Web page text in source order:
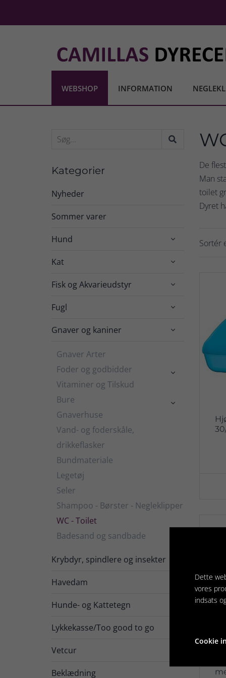
WEBSHOP INFORMATION
Kategorier
Nyheder
Sommer varer
Hund 
Kat 
Fisk og Akvarieudstyr 
Fugl 
Gnaver og kaniner 
Gnaver Arter
Foder og godbidder

Vitaminer og Tilskud
Bure

Gnaverhuse
Vand- og foderskåle,
drikkeflasker
Bundmateriale
Legetøj
Seler
Shampoo - Børster - Negleklipper
WC - Toilet
Badesand og sandbade
Krybdyr, spindlere og insekter
Havedam
Hunde- og Kattetegn
Lykkekasse/Too good to go
Vetcur
Beklædning
De
Man
toilet
Dyret
Sortér
Dette
vores
indsats
Cookie